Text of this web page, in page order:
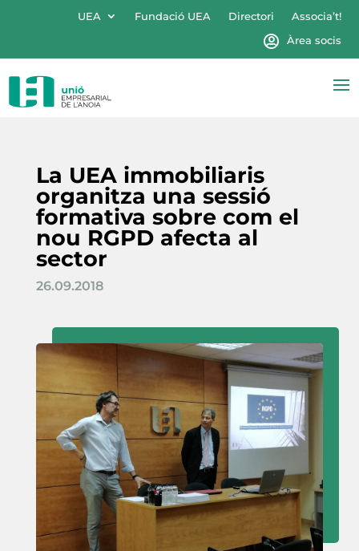
UEA Fundació UEA Directori
Associa’t!
Àrea socis
La UEA immobiliaris
organitza una sessió
formativa sobre com el
nou RGPD afecta al
sector
26.09.2018